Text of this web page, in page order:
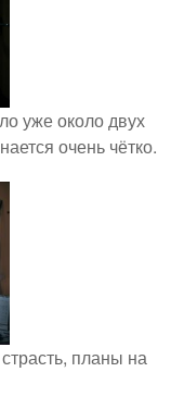
уже около двух
очень чётко.
планы на